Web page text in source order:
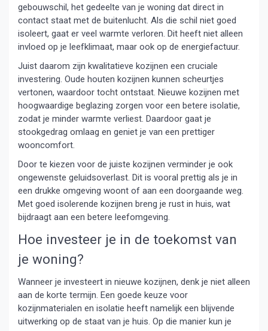
gebouwschil, het gedeelte van je woning dat direct in
contact staat met de buitenlucht. Als die schil niet goed
isoleert, gaat er veel warmte verloren. Dit heeft niet alleen
invloed op je leefklimaat, maar ook op de energiefactuur.
Juist daarom zijn kwalitatieve kozijnen een cruciale
investering. Oude houten kozijnen kunnen scheurtjes
vertonen, waardoor tocht ontstaat. Nieuwe kozijnen met
hoogwaardige beglazing zorgen voor een betere isolatie,
zodat je minder warmte verliest. Daardoor gaat je
stookgedrag omlaag en geniet je van een prettiger
wooncomfort.
Door te kiezen voor de juiste kozijnen verminder je ook
ongewenste geluidsoverlast. Dit is vooral prettig als je in
een drukke omgeving woont of aan een doorgaande weg.
Met goed isolerende kozijnen breng je rust in huis, wat
bijdraagt aan een betere leefomgeving.
Hoe investeer je in de toekomst van
je woning?
Wanneer je investeert in nieuwe kozijnen, denk je niet alleen
aan de korte termijn. Een goede keuze voor
kozijnmaterialen en isolatie heeft namelijk een blijvende
uitwerking op de staat van je huis. Op die manier kun je